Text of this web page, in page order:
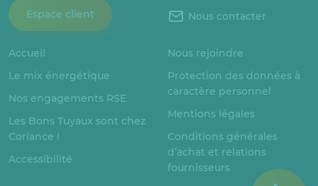
Espace client
Nous contacter
Accueil
Le mix énergétique
Nos engagements RSE
Les Bons Tuyaux sont chez
Coriance !
Accessibilité
Nous rejoindre
Protection des données à
caractère personnel
Mentions légales
Conditions générales
d’achat et relations
fournisseurs